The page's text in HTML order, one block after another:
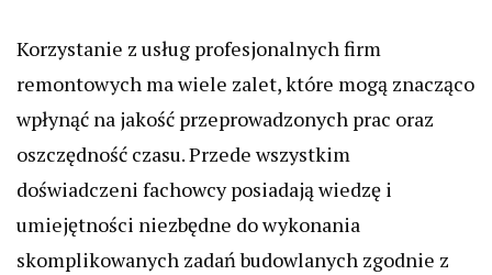
Korzystanie z usług profesjonalnych firm
remontowych ma wiele zalet, które mogą znacząco
wpłynąć na jakość przeprowadzonych prac oraz
oszczędność czasu. Przede wszystkim
doświadczeni fachowcy posiadają wiedzę i
umiejętności niezbędne do wykonania
skomplikowanych zadań budowlanych zgodnie z